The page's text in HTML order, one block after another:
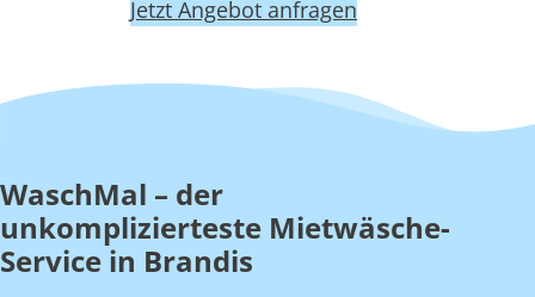
Jetzt Angebot anfragen
WaschMal – der
unkomplizierteste Mietwäsche-
Service in Brandis